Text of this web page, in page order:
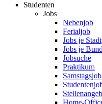
Studenten
Jobs
Nebenjob
Ferialjob
Jobs je Stadt
Jobs je
Jobsuche
Praktikum
Samstagsjob
Home-